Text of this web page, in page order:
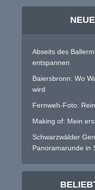
Abseits des
entspannen
Baiersbronn: Wo
wird
Fernweh-Foto:
Making of: Mein
Schwarzwälder
Panoramarunde in